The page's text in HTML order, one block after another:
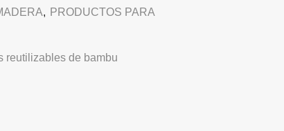
, PRODUCTOS PARA
reutilizables de bambu